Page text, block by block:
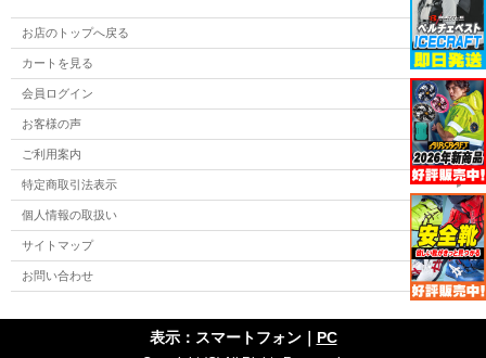
お店のトップへ戻る
カートを見る
会員ログイン
お客様の声
ご利用案内
特定商取引法表示
個人情報の取扱い
サイトマップ
お問い合わせ
表示：スマートフォン｜ PC